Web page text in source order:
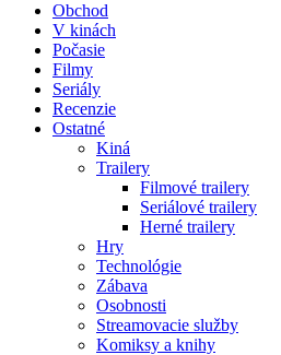
Obchod
V kinách
Počasie
Filmy
Seriály
Recenzie
Ostatné
Kiná
Trailery
Filmové trailery
Seriálové trailery
Herné trailery
Hry
Technológie
Zábava
Osobnosti
Streamovacie služby
Komiksy a knihy